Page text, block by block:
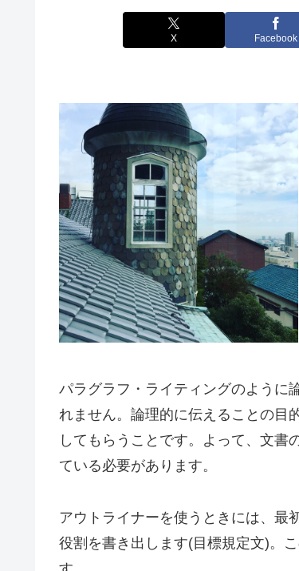
X Facebook
パラグラフ・ライティングのように
れません。論理的に伝えることの目
してもらうことです。よって、文書
ている必要があります。
アウトライナーを使うときには、最
役割を書き出します(目標規定文)。